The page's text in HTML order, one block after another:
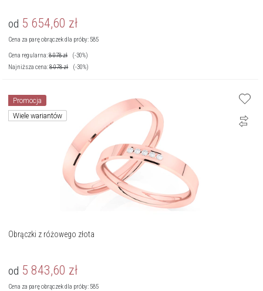
od 5 654,60 zł
Cena za parę obrączek dla próby: 585
Cena regularna:8 078zł
(-30%)
Najniższa cena:8 078zł (-30%)
Promocja
Wiele wariantów
Obrączki z różowego złota
od 5 843,60 zł
Cena za parę obrączek dla próby: 585